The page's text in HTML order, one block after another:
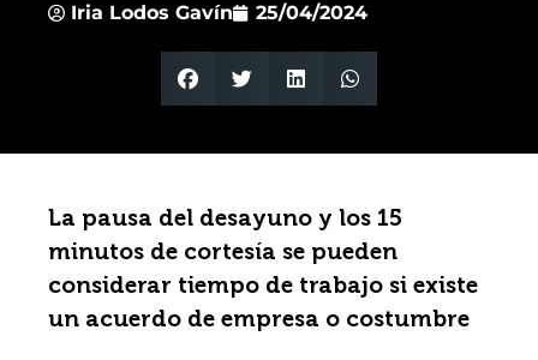
Iria Lodos Gavín 25/04/2024
La pausa del desayuno y los 15
minutos de cortesía se pueden
considerar tiempo de trabajo si existe
un acuerdo de empresa o costumbre